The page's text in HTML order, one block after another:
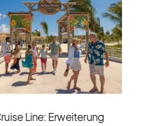
Line: Erweiterung